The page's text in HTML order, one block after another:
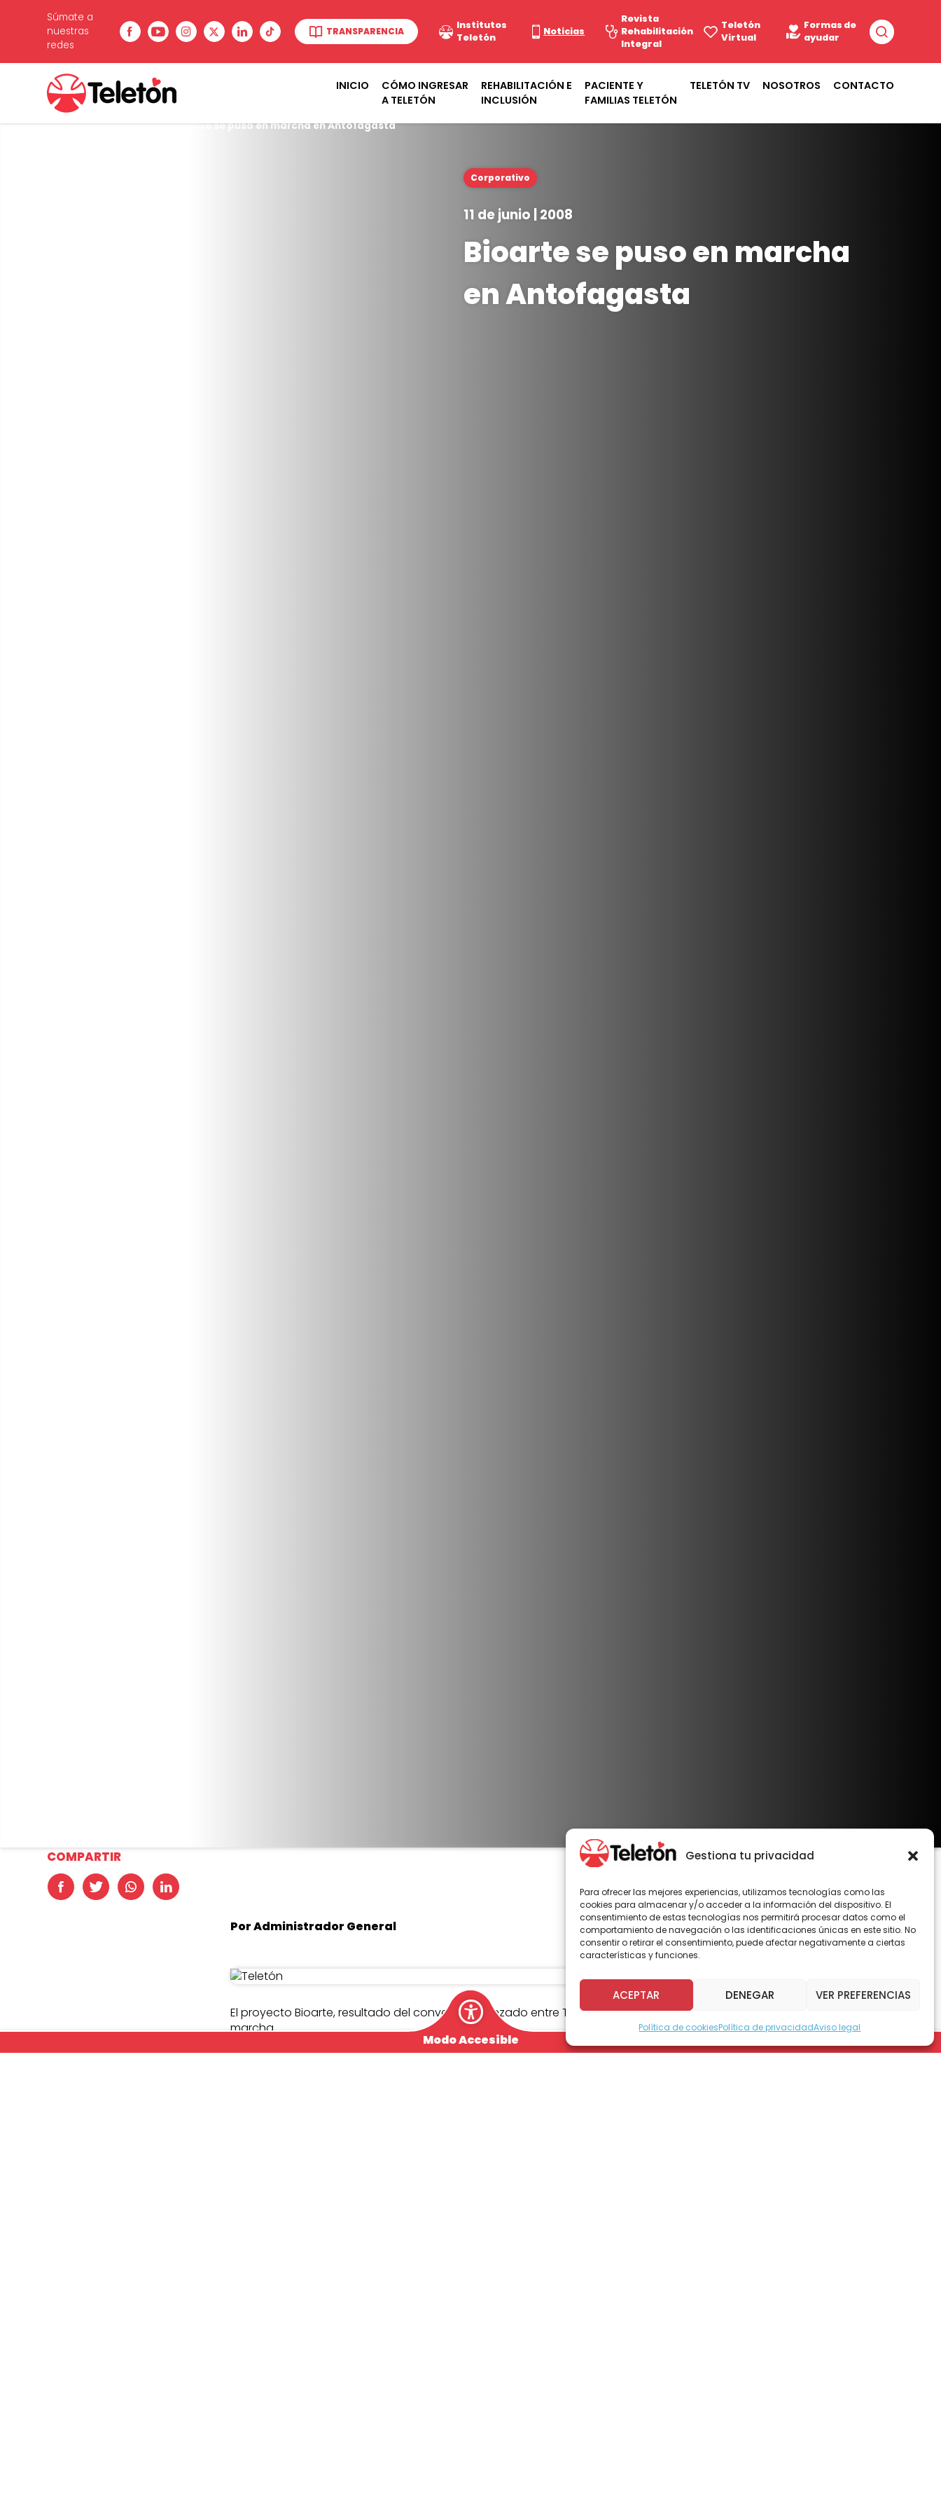
Gestiona tu privacidad
Para ofrecer las mejores experiencias, utilizamos tecnologías como las
cookies para almacenar y/o acceder a la información del dispositivo. El
consentimiento de estas tecnologías nos permitirá procesar datos como el
comportamiento de navegación o las identificaciones únicas en este sitio. No
consentir o retirar el consentimiento, puede afectar negativamente a ciertas
características y funciones.
ACEPTAR DENEGAR VER PREFERENCIAS
Política de cookiesPolítica de privacidadAviso legal
Súmate a
nuestras
redes
TRANSPARENCIA
Institutos
Teletón
Noticias
Revista
Rehabilitación
Integral
Teletón
Virtual
Formas de
ayudar
INICIO
CÓMO INGRESAR
A TELETÓN
REHABILITACIÓN E
INCLUSIÓN
PACIENTE Y
FAMILIAS TELETÓN
TELETÓN TV NOSOTROS CONTACTO
Estás en:Inicio/Noticias/Bioarte se puso en marcha en Antofagasta
Corporativo
11 de junio | 2008
Bioarte se puso en marcha
en Antofagasta
COMPARTIR
Por Administrador General
El proyecto Bioarte, resultado del convenio alcanzado entre Teletón Antofagasta y CONAMA de la región, ya está en
marcha.
Pacientes y sus familias han asistido a las primeras charlas para interiorizarse sobre la Biodiversidad de la Segunda
Modo Accesible